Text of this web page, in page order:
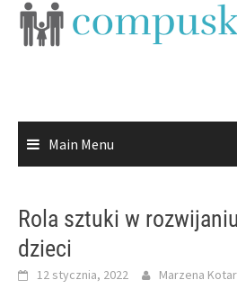
Skip
Main Menu
Rola sztuki w
dzieci
12 stycznia, 2022 Marzena